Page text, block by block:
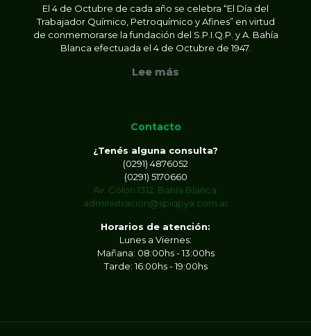
El 4 de Octubre de cada año se celebra “El Día del
Trabajador Químico, Petroquímico y Afines” en virtud
de conmemorarse la fundación del S.P.I.Q.P. y A. Bahía
Blanca efectuada el 4 de Octubre de 1947.
Lee más
Contacto
¿Tenés alguna consulta?
(0291) 4876052
(0291) 5170660
Av. Colon 1312, Bahía Blanca.
administracion@spiqpya.com.ar
Horarios de atención:
Lunes a Viernes:
Mañana: 08:00hs - 13:00hs
Tarde: 16:00hs - 19:00hs